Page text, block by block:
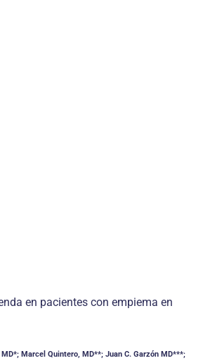
en pacientes con empiema en
Marcel Quintero, MD**; Juan C. Garzón MD***;